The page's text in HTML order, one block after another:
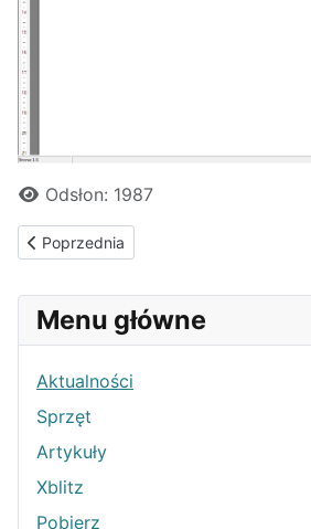
Menu główne
Aktualności
Sprzęt
Artykuły
Xblitz
Pobierz
Odsłon: 1987
Poprzednia strona: Edytor tekstu Vim
Poprzednia